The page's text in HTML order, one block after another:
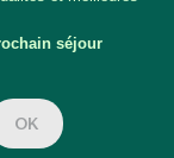
séjour
OK